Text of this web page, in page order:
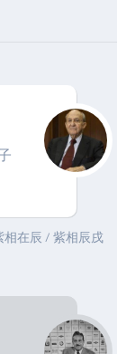
在辰/紫相辰戌